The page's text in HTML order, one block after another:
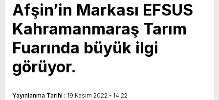
Afşin’in Markası EFSUS
Kahramanmaraş Tarım
Fuarında büyük ilgi
görüyor.
Yayınlanma Tarihi : 19 Kasım 2022 - 14:22